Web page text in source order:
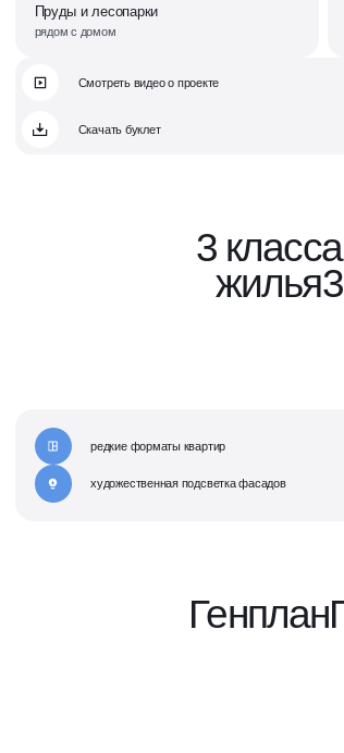
Пруды и лесопарки
рядом с домом
Смотреть видео о проекте
Скачать буклет
3
жилья
редкие форматы квартир
художественная подсветка фасадов
Генплан